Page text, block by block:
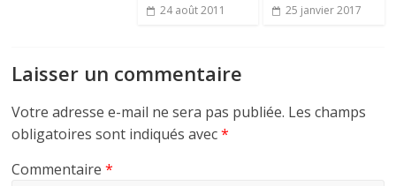
24 août 2011 25 janvier 2017
Laisser un commentaire
Votre adresse e-mail ne sera pas publiée. Les champs
obligatoires sont indiqués avec*
Commentaire*